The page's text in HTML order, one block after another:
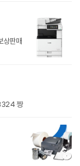
상판매
짱